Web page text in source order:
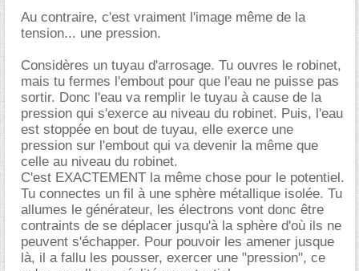
Au contraire, c'est vraiment l'image même de la
tension... une pression.
Considères un tuyau d'arrosage. Tu ouvres le robinet,
mais tu fermes l'embout pour que l'eau ne puisse pas
sortir. Donc l'eau va remplir le tuyau à cause de la
pression qui s'exerce au niveau du robinet. Puis, l'eau
est stoppée en bout de tuyau, elle exerce une
pression sur l'embout qui va devenir la même que
celle au niveau du robinet.
C'est EXACTEMENT la même chose pour le potentiel.
Tu connectes un fil à une sphère métallique isolée. Tu
allumes le générateur, les électrons vont donc être
contraints de se déplacer jusqu'à la sphère d'où ils ne
peuvent s'échapper. Pour pouvoir les amener jusque
là, il a fallu les pousser, exercer une "pression", ce